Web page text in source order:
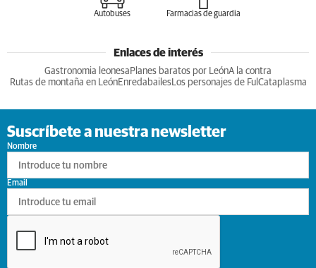
Autobuses Farmacias de guardia
Enlaces de interés
Gastronomia leonesa Planes baratos por LeónA la contra
Rutas de montaña en LeónEnredabailesLos personajes de Ful Cataplasma
Suscríbete a nuestra newsletter
Nombre
Email